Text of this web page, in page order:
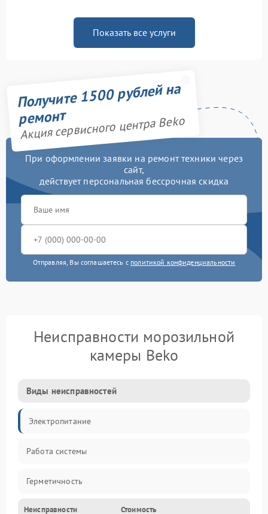
Показать все услуги
Получите 1500 рублей на
ремонт
Акция сервисного центра Beko
При оформлении заявки на ремонт техники через
сайт,
действует персональная бессрочная скидка
Отправляя, Вы соглашаетесь с политикой конфиденциальности
Неисправности морозильной
камеры Beko
Виды неисправностей
Электропитание
Работа системы
Герметичность
Механика
Неисправности Стоимость